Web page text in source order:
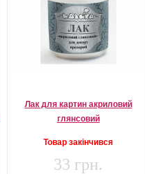
Лак для картин акриловий
глянсовий
Товар закінчився
33 грн.